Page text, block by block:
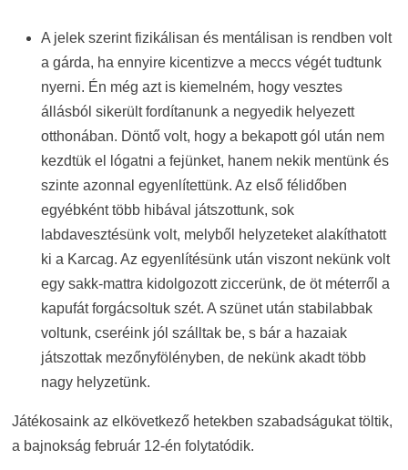
A jelek szerint fizikálisan és mentálisan is rendben volt
a gárda, ha ennyire kicentizve a meccs végét tudtunk
nyerni. Én még azt is kiemelném, hogy vesztes
állásból sikerült fordítanunk a negyedik helyezett
otthonában. Döntő volt, hogy a bekapott gól után nem
kezdtük el lógatni a fejünket, hanem nekik mentünk és
szinte azonnal egyenlítettünk. Az első félidőben
egyébként több hibával játszottunk, sok
labdavesztésünk volt, melyből helyzeteket alakíthatott
ki a Karcag. Az egyenlítésünk után viszont nekünk volt
egy sakk-mattra kidolgozott ziccerünk, de öt méterről a
kapufát forgácsoltuk szét. A szünet után stabilabbak
voltunk, cseréink jól szálltak be, s bár a hazaiak
játszottak mezőnyfölényben, de nekünk akadt több
nagy helyzetünk.
Játékosaink az elkövetkező hetekben szabadságukat töltik,
a bajnokság február 12-én folytatódik.